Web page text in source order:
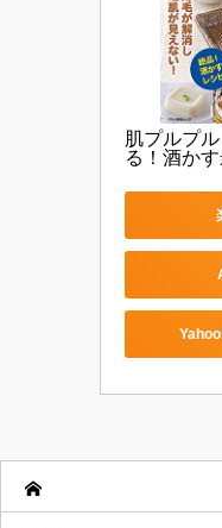
肌プルプ
る！酒か